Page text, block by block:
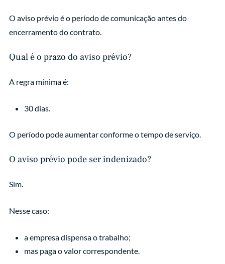
O aviso prévio é o período de comunicação antes do
encerramento do contrato.
Qual é o prazo do aviso prévio?
A regra mínima é:
30 dias.
O período pode aumentar conforme o tempo de serviço.
O aviso prévio pode ser indenizado?
Sim.
Nesse caso:
a empresa dispensa o trabalho;
mas paga o valor correspondente.